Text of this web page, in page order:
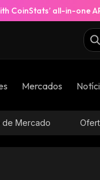
CoinStats’ all-in-one
Mercados
de Mercado